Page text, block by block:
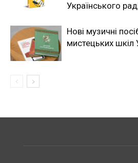
Українського
Нові музичні
мистецьких шкіл